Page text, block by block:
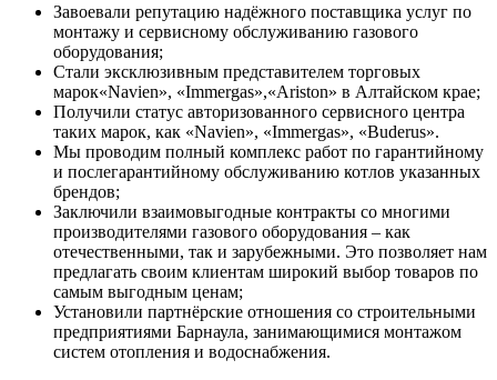
Завоевали репутацию надёжного поставщика услуг по
монтажу и сервисному обслуживанию газового
оборудования;
Стали эксклюзивным представителем торговых
марок«Navien», «Immergas»,«Ariston» в Алтайском крае;
Получили статус авторизованного сервисного центра
таких марок, как «Navien», «Immergas», «Buderus».
Мы проводим полный комплекс работ по гарантийному
и послегарантийному обслуживанию котлов указанных
брендов;
Заключили взаимовыгодные контракты со многими
производителями газового оборудования – как
отечественными, так и зарубежными. Это позволяет нам
предлагать своим клиентам широкий выбор товаров по
самым выгодным ценам;
Установили партнёрские отношения со строительными
предприятиями Барнаула, занимающимися монтажом
систем отопления и водоснабжения.